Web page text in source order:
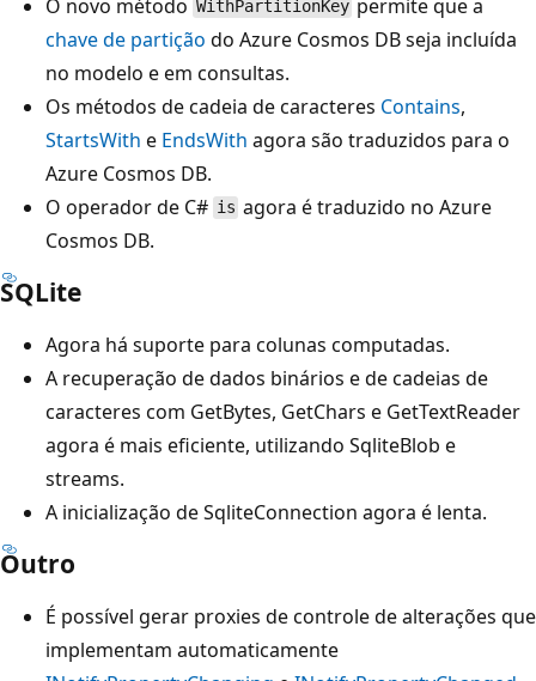
O novo método WithPartitionKey permite que a
chave de partição do Azure Cosmos DB seja incluída
no modelo e em consultas.
Os métodos de cadeia de caracteres Contains,
StartsWith e EndsWith agora são traduzidos para o
Azure Cosmos DB.
O operador de C# is agora é traduzido no Azure
Cosmos DB.
SQLite
Agora há suporte para colunas computadas.
A recuperação de dados binários e de cadeias de
caracteres com GetBytes, GetChars e GetTextReader
agora é mais eficiente, utilizando SqliteBlob e
streams.
A inicialização de SqliteConnection agora é lenta.
Outro
É possível gerar proxies de controle de alterações que
implementam automaticamente